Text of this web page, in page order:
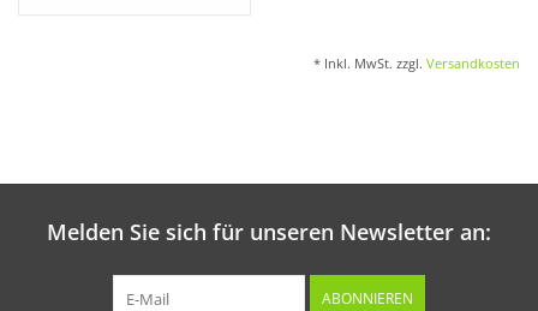
* Inkl. MwSt. zzgl. Versandkosten
Melden Sie sich für unseren Newsletter an:
ABONNIEREN